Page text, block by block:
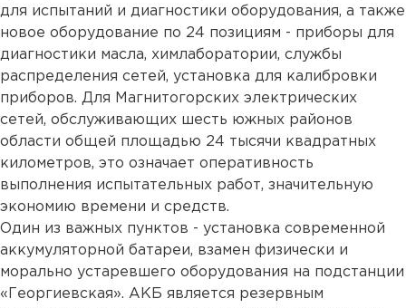
для испытаний и диагностики оборудования, а также
новое оборудование по 24 позициям - приборы для
диагностики масла, химлаборатории, службы
распределения сетей, установка для калибровки
приборов. Для Магнитогорских электрических
сетей, обслуживающих шесть южных районов
области общей площадью 24 тысячи квадратных
километров, это означает оперативность
выполнения испытательных работ, значительную
экономию времени и средств.
Один из важных пунктов - установка современной
аккумуляторной батареи, взамен физически и
морально устаревшего оборудования на подстанции
«Георгиевская». АКБ является резервным